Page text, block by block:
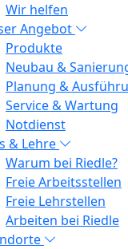
Wir helfen
Angebot
Produkte
Neubau &
Planung &
Service & Wartung
Notdienst
& Lehre
Warum bei Riedle?
Freie Arbeitsstellen
Freie Lehrstellen
Arbeiten bei Riedle
Riedle geht
wir ihm für
seinen